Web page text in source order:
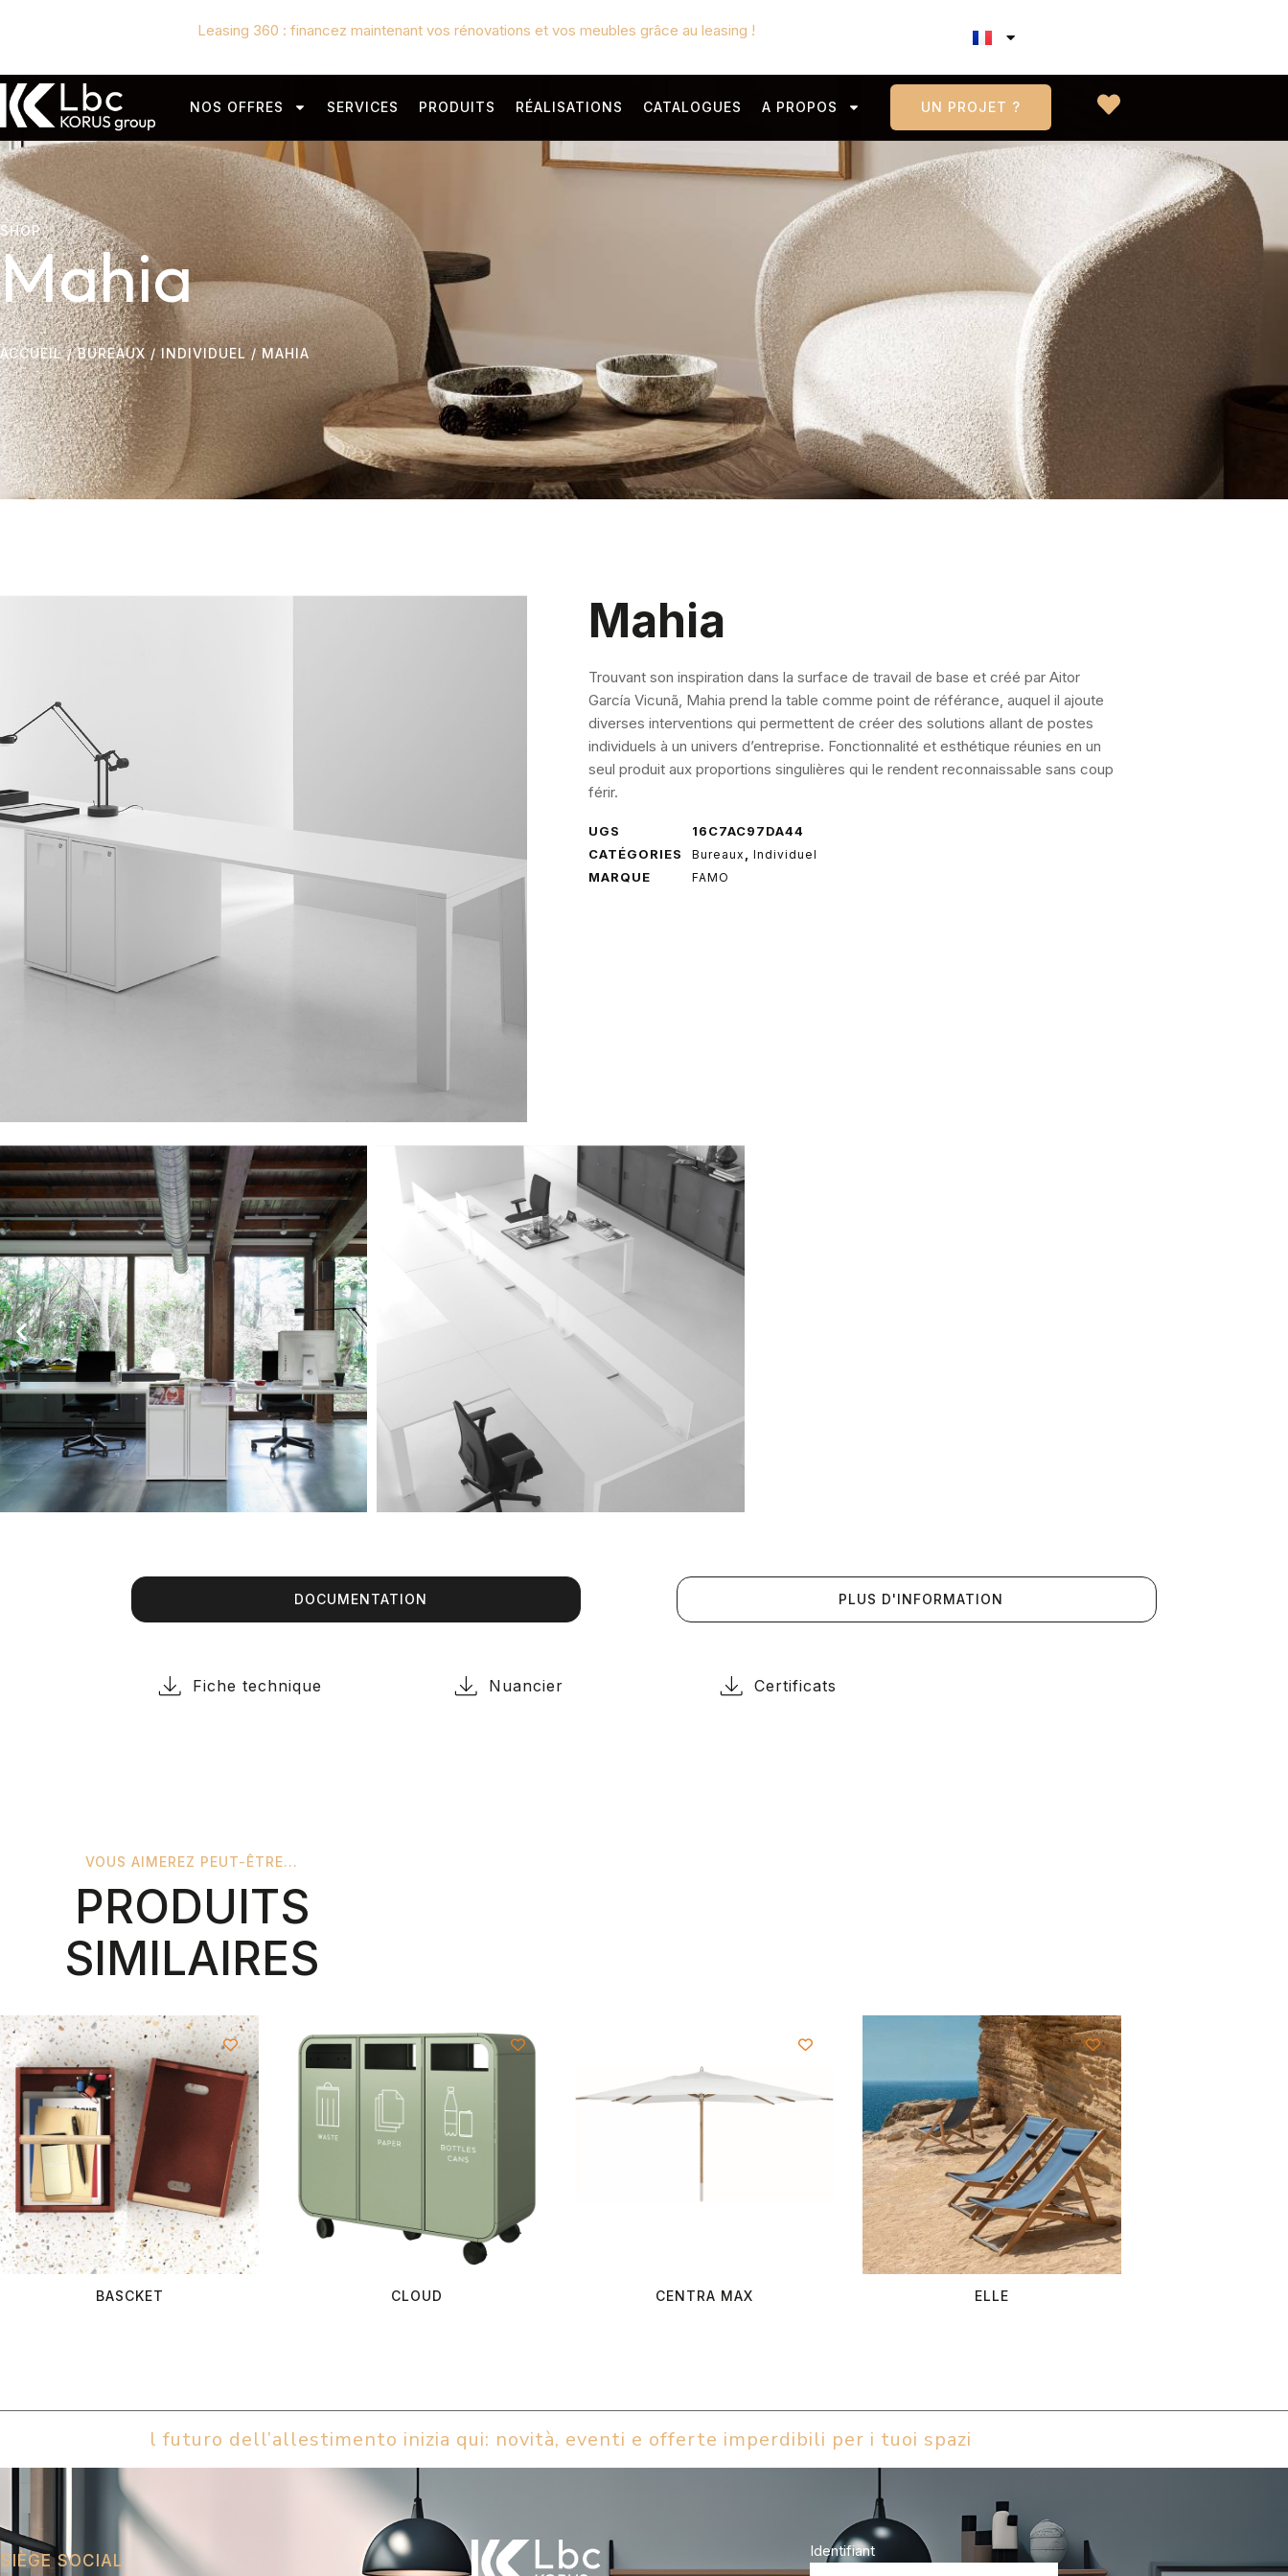
Leasing 360 : financez maintenant vos rénovations et vos meubles grâce au leasing !
NOS OFFRES SERVICES PRODUITS RÉALISATIONS CATALOGUES A PROPOS UN PROJET ?
SHOP
Mahia
ACCUEIL/BUREAUX/INDIVIDUEL / MAHIA
Mahia
Trouvant son inspiration dans la surface de travail de base et créé par Aitor
García Vicunã, Mahia prend la table comme point de référance, auquel il ajoute
diverses interventions qui permettent de créer des solutions allant de postes
individuels à un univers d’entreprise. Fonctionnalité et esthétique réunies en un
seul produit aux proportions singulières qui le rendent reconnaissable sans coup
férir.
UGS
16C7AC97DA44
CATÉGORIES
Bureaux Individuel
MARQUE FAMO
DOCUMENTATION PLUS D'INFORMATION
Fiche technique Nuancier Certificats
VOUS AIMEREZ PEUT-ÊTRE...
PRODUITS
SIMILAIRES
BASCKET CLOUD CENTRA MAX ELLE
l futuro dell’allestimento inizia qui: novità, eventi e offerte imperdibili per i tuoi spazi
SIÈGE SOCIAL
Identifiant